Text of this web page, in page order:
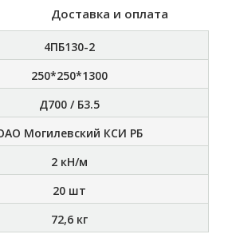
Доставка и оплата
4ПБ130-2
250*250*1300
Д700 / Б3.5
Могилевский КСИ РБ
2 кН/м
20 шт
72,6 кг